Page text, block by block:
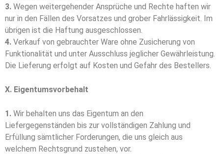
3. Wegen weitergehender Ansprüche und Rechte haften wir
nur in den Fällen des Vorsatzes und grober Fahrlässigkeit. Im
übrigen ist die Haftung ausgeschlossen.
4. Verkauf von gebrauchter Ware ohne Zusicherung von
Funktionalität und unter Ausschluss jeglicher Gewährleistung.
Die Lieferung erfolgt auf Kosten und Gefahr des Bestellers.
X. Eigentumsvorbehalt
1. Wir behalten uns das Eigentum an den
Liefergegenständen bis zur vollständigen Zahlung und
Erfüllung sämtlicher Forderungen, die uns gleich aus
welchem Rechtsgrund zustehen, vor.